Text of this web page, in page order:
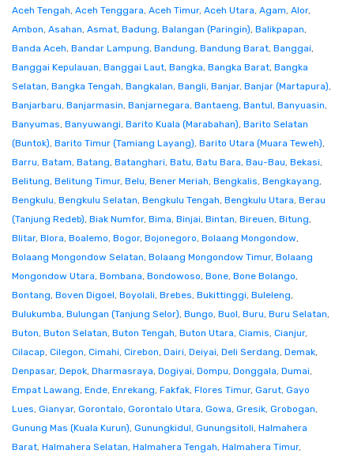
Aceh Tengah, Aceh Tenggara, Aceh Timur, Aceh Utara, Agam, Alor,
Ambon, Asahan, Asmat, Badung, Balangan (Paringin), Balikpapan,
Banda Aceh, Bandar Lampung, Bandung, Bandung Barat, Banggai,
Banggai Kepulauan, Banggai Laut, Bangka, Bangka Barat, Bangka
Selatan, Bangka Tengah, Bangkalan, Bangli, Banjar, Banjar (Martapura),
Banjarbaru, Banjarmasin, Banjarnegara, Bantaeng, Bantul, Banyuasin,
Banyumas, Banyuwangi, Barito Kuala (Marabahan), Barito Selatan
(Buntok), Barito Timur (Tamiang Layang), Barito Utara (Muara Teweh),
Barru, Batam, Batang, Batanghari, Batu, Batu Bara, Bau-Bau, Bekasi,
Belitung, Belitung Timur, Belu, Bener Meriah, Bengkalis, Bengkayang,
Bengkulu, Bengkulu Selatan, Bengkulu Tengah, Bengkulu Utara, Berau
(Tanjung Redeb), Biak Numfor, Bima, Binjai, Bintan, Bireuen, Bitung,
Blitar, Blora, Boalemo, Bogor, Bojonegoro, Bolaang Mongondow,
Bolaang Mongondow Selatan, Bolaang Mongondow Timur, Bolaang
Mongondow Utara, Bombana, Bondowoso, Bone, Bone Bolango,
Bontang, Boven Digoel, Boyolali, Brebes, Bukittinggi, Buleleng,
Bulukumba, Bulungan (Tanjung Selor), Bungo, Buol, Buru, Buru Selatan,
Buton, Buton Selatan, Buton Tengah, Buton Utara, Ciamis, Cianjur,
Cilacap, Cilegon, Cimahi, Cirebon, Dairi, Deiyai, Deli Serdang, Demak,
Denpasar, Depok, Dharmasraya, Dogiyai, Dompu, Donggala, Dumai,
Empat Lawang, Ende, Enrekang, Fakfak, Flores Timur, Garut, Gayo
Lues, Gianyar, Gorontalo, Gorontalo Utara, Gowa, Gresik, Grobogan,
Gunung Mas (Kuala Kurun), Gunungkidul, Gunungsitoli, Halmahera
Barat, Halmahera Selatan, Halmahera Tengah, Halmahera Timur,